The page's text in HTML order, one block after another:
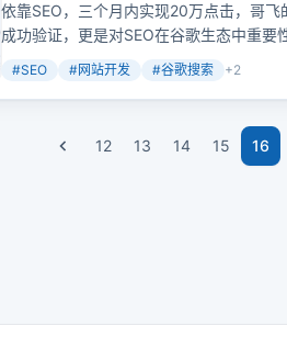
依靠SEO，三个月内实现20万点击，哥飞
成功验证，更是对SEO在谷歌生态中重要
#SEO #网站开发 #谷歌搜索 +2
12 13 14 15 16